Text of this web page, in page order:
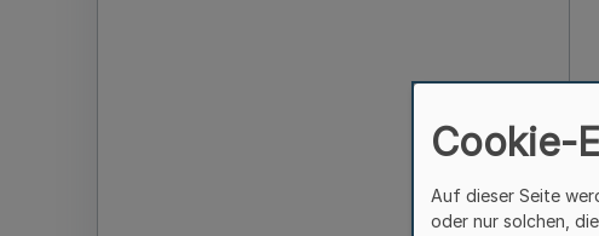
Cookie-
Auf dieser Seite
oder nur solchen,